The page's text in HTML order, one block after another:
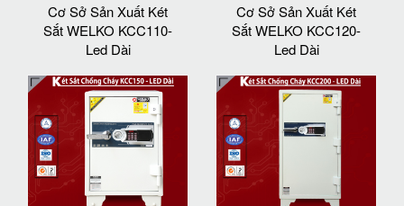
Cơ Sở Sản Xuất Két
Sắt WELKO KCC110-
Led Dài
Cơ Sở Sản Xuất Két
Sắt WELKO KCC120-
Led Dài